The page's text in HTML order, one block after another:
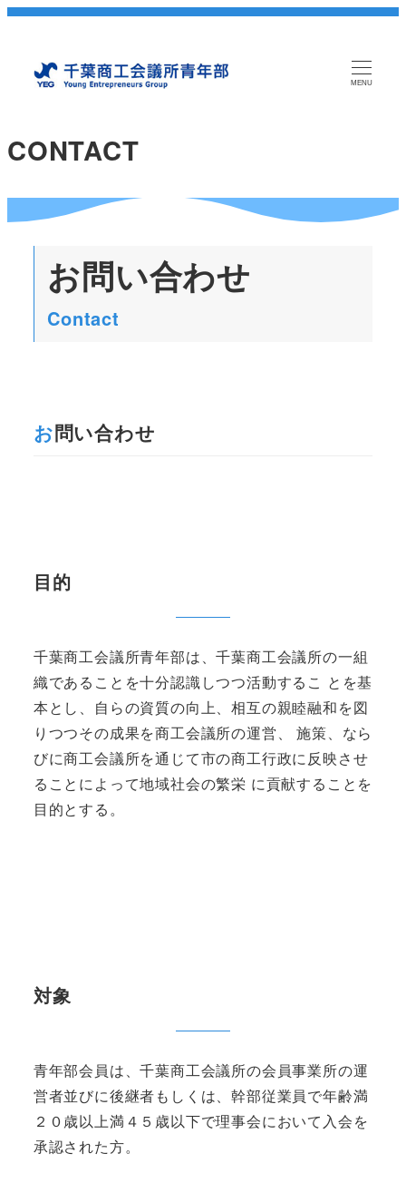
MENU
CONTACT
お問い合わせ
Contact
お問い合わせ
目的
千葉商工会議所青年部は、千葉商工会議所の一組
織であることを十分認識しつつ活動するこ とを基
本とし、自らの資質の向上、相互の親睦融和を図
りつつその成果を商工会議所の運営、 施策、なら
びに商工会議所を通じて市の商工行政に反映させ
ることによって地域社会の繁栄 に貢献することを
目的とする。
対象
青年部会員は、千葉商工会議所の会員事業所の運
営者並びに後継者もしくは、幹部従業員で年齢満
２０歳以上満４５歳以下で理事会において入会を
承認された方。